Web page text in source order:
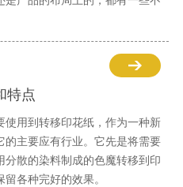
特点
使用到转移印花纸，作为一种新
的主要应有行业。它先是将需要
分散的染料制成的色魔转移到印
各种完好的效果。